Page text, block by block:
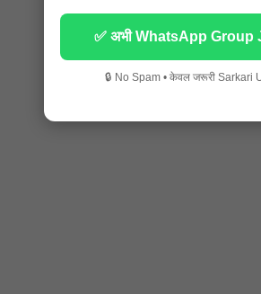
✅ अभी WhatsApp Group
🔒 No Spam • केवल जरूरी Sarkari